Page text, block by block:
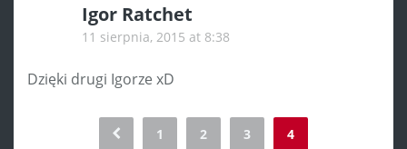
Igor Ratchet
11 sierpnia, 2015 at 8:38
Dzięki drugi Igorze xD
Comment
1 2 3 4